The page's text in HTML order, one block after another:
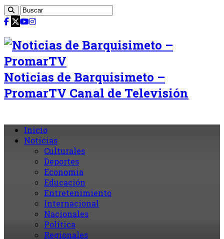
Noticias de Barquisimeto –
PromarTV Canal de Televisión
Inicio
Noticias
Culturales
Deportes
Economia
Educación
Entretenimiento
Internacional
Nacionales
Política
Regionales